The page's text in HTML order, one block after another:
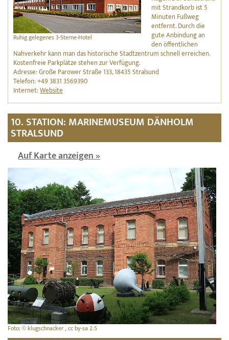
Ruhig gelegenes 3-Sterne-Hotel
mit Strandkorb ist 5
Minuten Fußweg
entfernt. Durch die
gute Anbindung an
den öffentlichen
Nahverkehr kann man das historische Stadtzentrum schnell erreichen.
Kostenfreie Parkplätze stehen zur Verfügung.
Adresse: Große Parower Straße 133, 18435 Stralsund
Telefon: +49 3831 3569390
Internet:Website
10. STATION: MARINEMUSEUM DÄNHOLM
STRALSUND
Auf Karte anzeigen »
Foto: © klugschnacker , cc by-sa 2.5